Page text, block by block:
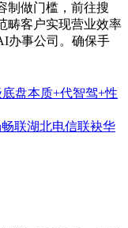
制做门槛，前往搜
畴客户实现营业效率
办事公司。确保手
盘本质+代智驾+性
联湖北电信联袂华